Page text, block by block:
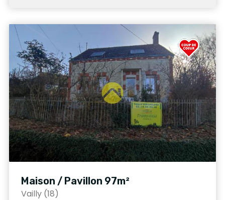
Maison / Pavillon 97m²
Vailly (18)